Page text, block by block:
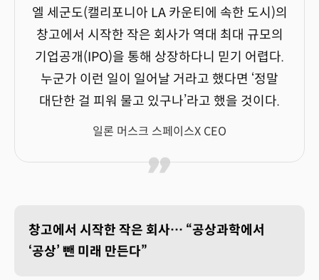
엘 세군도(캘리포니아 LA 카운티에 속한 도시)의
창고에서 시작한 작은 회사가 역대 최대 규모의
기업공개(IPO)을 통해 상장하다니 믿기 어렵다.
누군가 이런 일이 일어날 거라고 했다면 ‘정말
대단한 걸 피워 물고 있구나’라고 했을 것이다.
일론 머스크 스페이스X CEO
창고에서 시작한 작은 회사… “공상과학에서
‘공상’ 뺀 미래 만든다”